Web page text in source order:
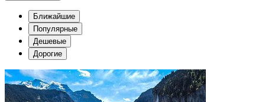
Ближайшие
Популярные
Дешевые
Дорогие